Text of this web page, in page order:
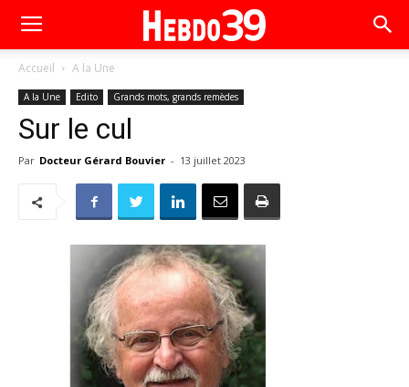
Accueil A la Une
A la Une Edito Grands mots, grands remèdes
Sur le cul
Par Docteur Gérard Bouvier - 13 juillet 2023